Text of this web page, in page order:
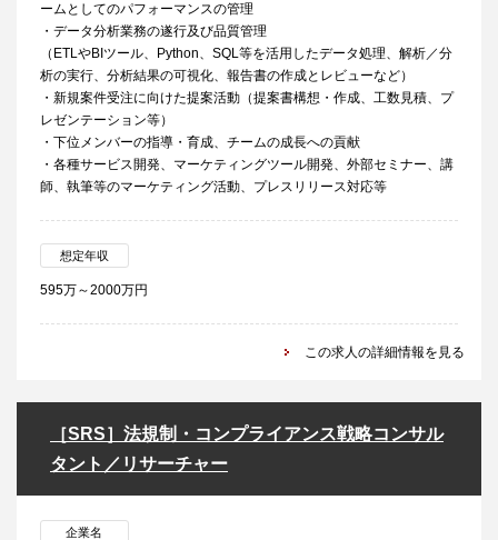
ームとしてのパフォーマンスの管理
・データ分析業務の遂行及び品質管理
（ETLやBIツール、Python、SQL等を活用したデータ処理、解析／分
析の実行、分析結果の可視化、報告書の作成とレビューなど）
・新規案件受注に向けた提案活動（提案書構想・作成、工数見積、プ
レゼンテーション等）
・下位メンバーの指導・育成、チームの成長への貢献
・各種サービス開発、マーケティングツール開発、外部セミナー、講
師、執筆等のマーケティング活動、プレスリリース対応等
想定年収
595万～2000万円
この求人の詳細情報を見る
［SRS］法規制・コンプライアンス戦略コンサル
タント／リサーチャー
企業名